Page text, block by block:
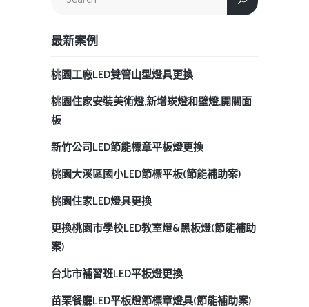
最新案例
桃園工廠LED雙管山型燈具更換
桃園住家安裝美術燈,新增崁燈和壁燈,開關面
板
新竹公司LED節能標章平板燈更換
桃園大溪區國小LED節標平板(節能補助案)
桃園住家LED燈具更換
更換桃園市學校LED教室燈&黑板燈(節能補助
案)
台北市補習班LED平板燈更換
苗栗餐廳LED平板燈節標章燈具(節能補助案)